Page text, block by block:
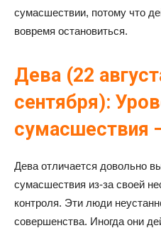
сумасшествии, потому что
вовремя остановиться.
Дева (22
сентября):
сумасшествия
Дева отличается довольно
сумасшествия из-за своей
контроля. Эти люди
совершенства. Иногда они